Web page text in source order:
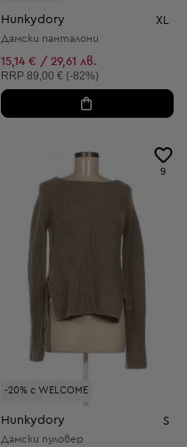
Hunkydory XL
Дамски панталони
15,14 € / 29,61 лв.
Препоръчителна цена:
RRP 89,00 € (-82%)
-20% с WELCOME
9
Hunkydory S
Дамски пуловер